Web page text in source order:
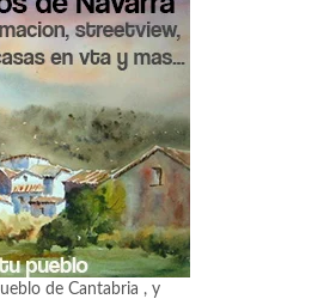
de Cantabria , y